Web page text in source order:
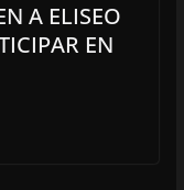
A ELISEO
EN